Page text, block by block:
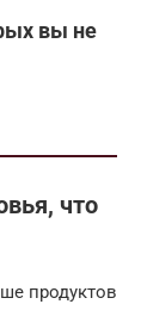
вы не
что
продуктов